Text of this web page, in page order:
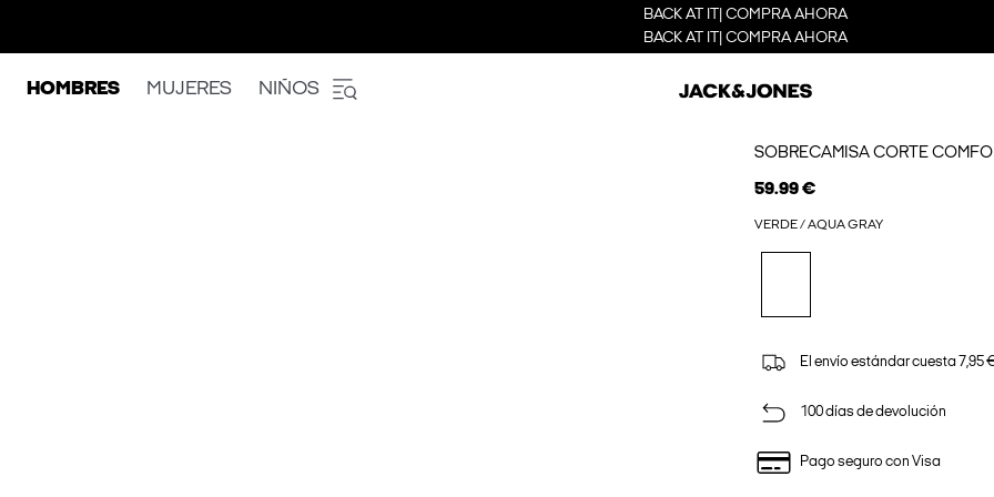
BACK AT IT| COMPRA AHORA
BACK AT IT| COMPRA AHORA
HOMBRES MUJERES NIÑOS
SOBRECAMISA CORTE
59.99 €
VERDE / AQUA GRAY
El envío estándar cuesta 7,95
100 días de devolución
Pago seguro con Visa